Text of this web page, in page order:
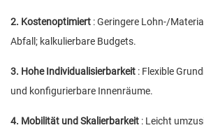
2. Kostenoptimiert : Geringere Lohn-/
Abfall; kalkulierbare Budgets.
3. Hohe Individualisierbarkeit : Flexible
und konfigurierbare Innenräume.
4. Mobilität und Skalierbarkeit : Leicht